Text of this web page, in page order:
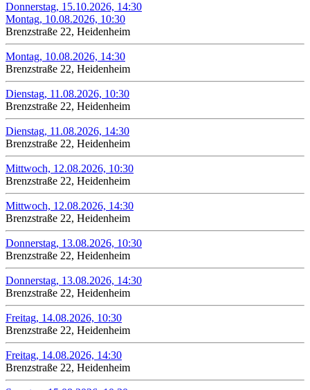
Donnerstag, 15.10.2026, 14:30
Montag, 10.08.2026, 10:30
Brenzstraße 22, Heidenheim
Montag, 10.08.2026, 14:30
Brenzstraße 22, Heidenheim
Dienstag, 11.08.2026, 10:30
Brenzstraße 22, Heidenheim
Dienstag, 11.08.2026, 14:30
Brenzstraße 22, Heidenheim
Mittwoch, 12.08.2026, 10:30
Brenzstraße 22, Heidenheim
Mittwoch, 12.08.2026, 14:30
Brenzstraße 22, Heidenheim
Donnerstag, 13.08.2026, 10:30
Brenzstraße 22, Heidenheim
Donnerstag, 13.08.2026, 14:30
Brenzstraße 22, Heidenheim
Freitag, 14.08.2026, 10:30
Brenzstraße 22, Heidenheim
Freitag, 14.08.2026, 14:30
Brenzstraße 22, Heidenheim